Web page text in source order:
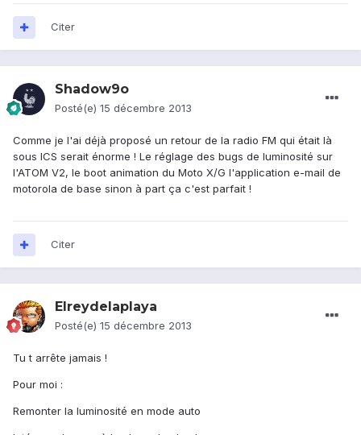
Citer
Shadow9o
Posté(e) 15 décembre 2013
Comme je l'ai déjà proposé un retour de la radio FM qui était là
sous ICS serait énorme ! Le réglage des bugs de luminosité sur
l'ATOM V2, le boot animation du Moto X/G l'application e-mail de
motorola de base sinon à part ça c'est parfait !
Citer
Elreydelaplaya
Posté(e) 15 décembre 2013
Tu t arrête jamais !
Pour moi :
Remonter la luminosité en mode auto